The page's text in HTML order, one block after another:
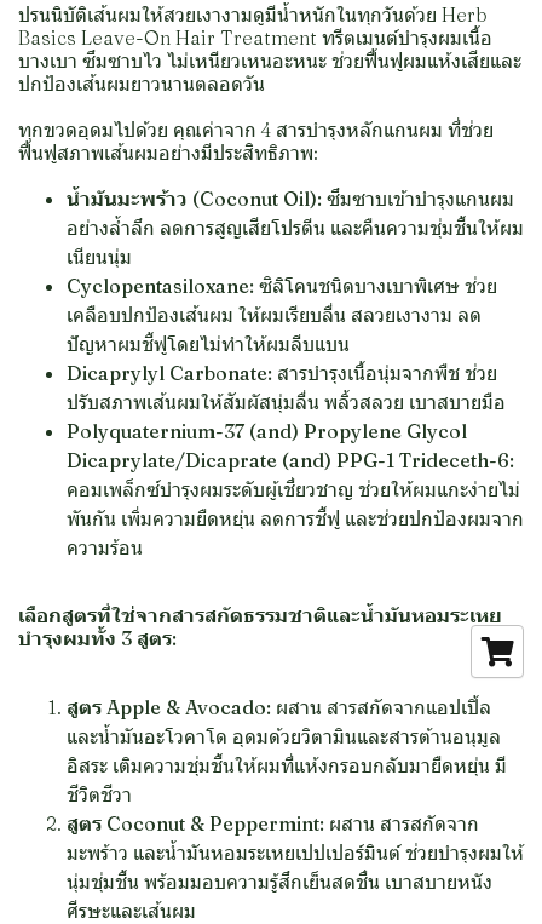
ปรนนิบัติเส้นผมให้สวยเงางามดูมีน้ำหนักในทุกวันด้วย Herb
Basics Leave-On Hair Treatment ทรีตเมนต์บำรุงผมเนื้อ
บางเบา ซึมซาบไว ไม่เหนียวเหนอะหนะ ช่วยฟื้นฟูผมแห้งเสียและ
ปกป้องเส้นผมยาวนานตลอดวัน
ทุกขวดอุดมไปด้วย คุณค่าจาก 4 สารบำรุงหลักแกนผม ที่ช่วย
ฟื้นฟูสภาพเส้นผมอย่างมีประสิทธิภาพ:
น้ำมันมะพร้าว (Coconut Oil): ซึมซาบเข้าบำรุงแกนผม
อย่างล้ำลึก ลดการสูญเสียโปรตีน และคืนความชุ่มชื้นให้ผม
เนียนนุ่ม
Cyclopentasiloxane: ซิลิโคนชนิดบางเบาพิเศษ ช่วย
เคลือบปกป้องเส้นผม ให้ผมเรียบลื่น สลวยเงางาม ลด
ปัญหาผมชี้ฟูโดยไม่ทำให้ผมลีบแบน
Dicaprylyl Carbonate: สารบำรุงเนื้อนุ่มจากพืช ช่วย
ปรับสภาพเส้นผมให้สัมผัสนุ่มลื่น พลิ้วสลวย เบาสบายมือ
Polyquaternium-37 (and) Propylene Glycol
Dicaprylate/Dicaprate (and) PPG-1 Trideceth-6:
คอมเพล็กซ์บำรุงผมระดับผู้เชี่ยวชาญ ช่วยให้ผมแกะง่ายไม่
พันกัน เพิ่มความยืดหยุ่น ลดการชี้ฟู และช่วยปกป้องผมจาก
ความร้อน
เลือกสูตรที่ใช่จากสารสกัดธรรมชาติและน้ำมันหอมระเหย
บำรุงผมทั้ง 3 สูตร:
สูตร Apple & Avocado: ผสาน สารสกัดจากแอปเปิ้ล
และน้ำมันอะโวคาโด อุดมด้วยวิตามินและสารต้านอนุมูล
อิสระ เติมความชุ่มชื้นให้ผมที่แห้งกรอบกลับมายืดหยุ่น มี
ชีวิตชีวา
สูตร Coconut & Peppermint: ผสาน สารสกัดจาก
มะพร้าว และน้ำมันหอมระเหยเปปเปอร์มินต์ ช่วยบำรุงผมให้
นุ่มชุ่มชื้น พร้อมมอบความรู้สึกเย็นสดชื่น เบาสบายหนัง
ศีรษะและเส้นผม